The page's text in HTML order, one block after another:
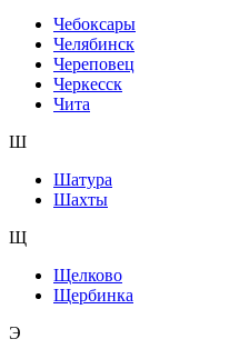
Чебоксары
Челябинск
Череповец
Черкесск
Чита
Ш
Шатура
Шахты
Щ
Щелково
Щербинка
Э